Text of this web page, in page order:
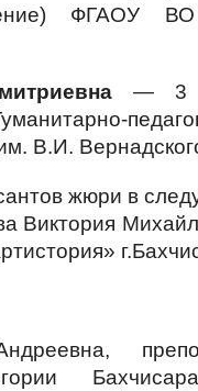
— 3
В.И.
жюри в
Виктория